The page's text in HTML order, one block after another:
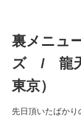
裏メニュ
ズ / 龍天
東京）
先日頂いたばか